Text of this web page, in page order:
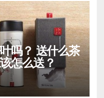
吗？ 送什么茶
怎么送？